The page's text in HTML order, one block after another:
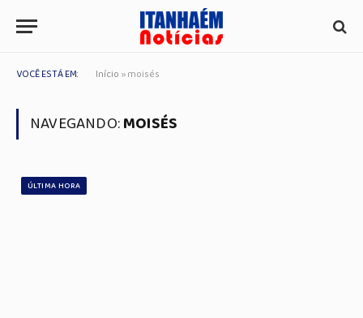
VOCÊ ESTÁ EM: Início »moisés
NAVEGANDO:MOISÉS
ÚLTIMA HORA